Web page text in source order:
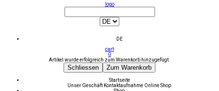
logo
DE
cart
0
Artikel wurde erfolgreich zum Warenkorb hinzugefügt.
Schliessen Zum Warenkorb
Startseite
Unser Geschäft Kontaktaufnahme Online Shop